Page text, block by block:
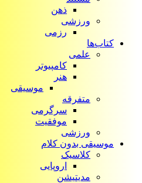
ذهن
ورزشی
رزمی
کتاب‌ها
علمی
کامپیوتر
هنر
موسیقی
متفرقه
سرگرمی
موفقیت
ورزشی
موسیقی بدون کلام
کلاسیک
اروپایی
مدیتیشن